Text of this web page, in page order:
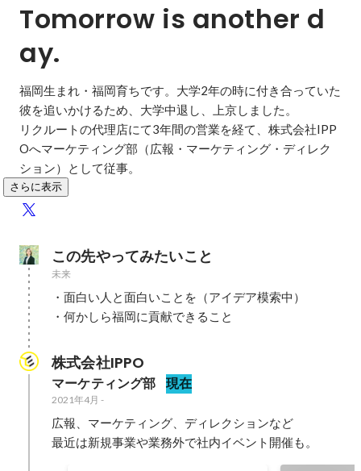
Tomorrow is another d
ay.
福岡生まれ・福岡育ちです。大学2年の時に付き合っていた
彼を追いかけるため、大学中退し、上京しました。
リクルートの代理店にて3年間の営業を経て、株式会社IPP
Oへマーケティング部（広報・マーケティング・ディレク
ション）として従事。
さらに表示
この先やってみたいこと
未来
・面白い人と面白いことを（アイデア模索中）
・何かしら福岡に貢献できること
株式会社IPPO
マーケティング部 現在
2021年4月 -
広報、マーケティング、ディレクションなど
最近は新規事業や業務外で社内イベント開催も。